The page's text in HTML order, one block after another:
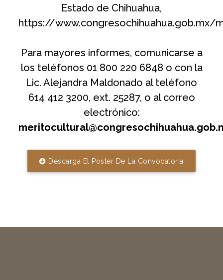
Estado de Chihuahua,
https://www.congresochihuahua.gob.mx/
Para mayores informes, comunicarse a
los teléfonos 01 800 220 6848 o con la
Lic. Alejandra Maldonado al teléfono
614 412 3200, ext. 25287, o al correo
electrónico:
Descarga El Poster De La Convocatoria